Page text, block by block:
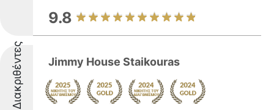
9.8
Διακριθέντες Jimmy House Staikouras